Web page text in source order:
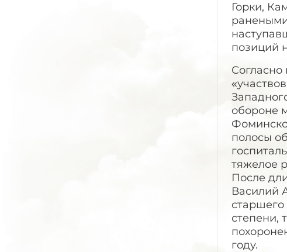
Горки,
позиций
Согласно
обороне
полосы
тяжелое
После
Василий
степени,
году.